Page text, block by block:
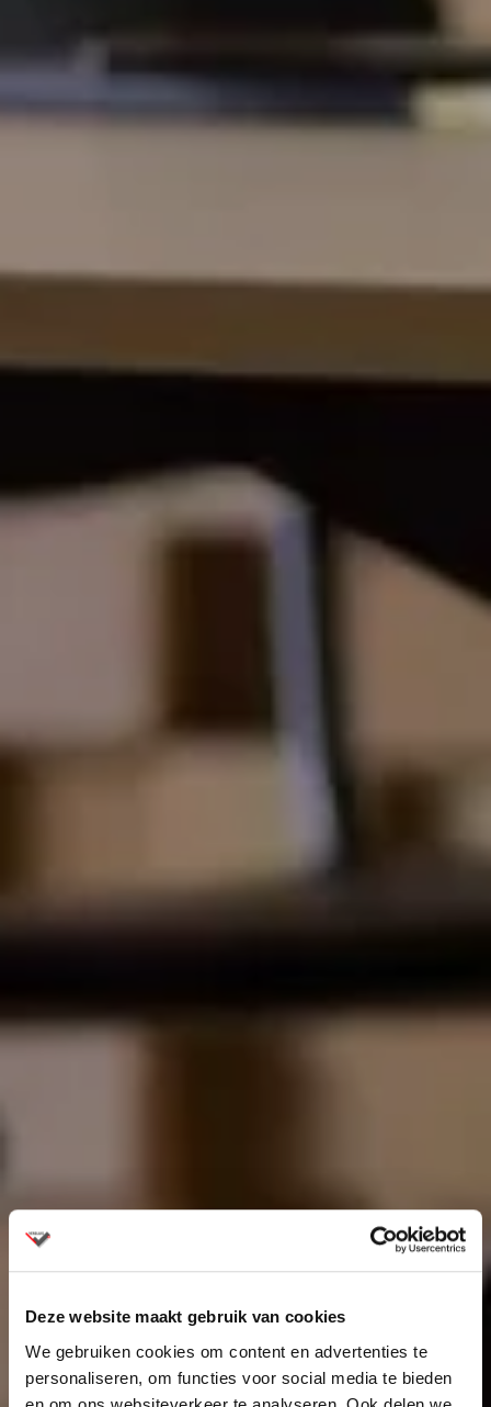
Deze website maakt gebruik van cookies
We gebruiken cookies om content en advertenties te
personaliseren, om functies voor social media te bieden